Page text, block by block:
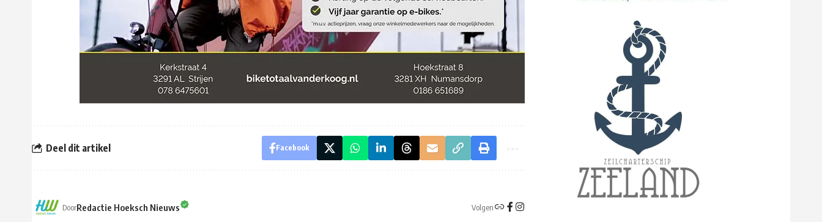
Deel dit artikel Facebook
DoorRedactie Hoeksch Nieuws Volgen